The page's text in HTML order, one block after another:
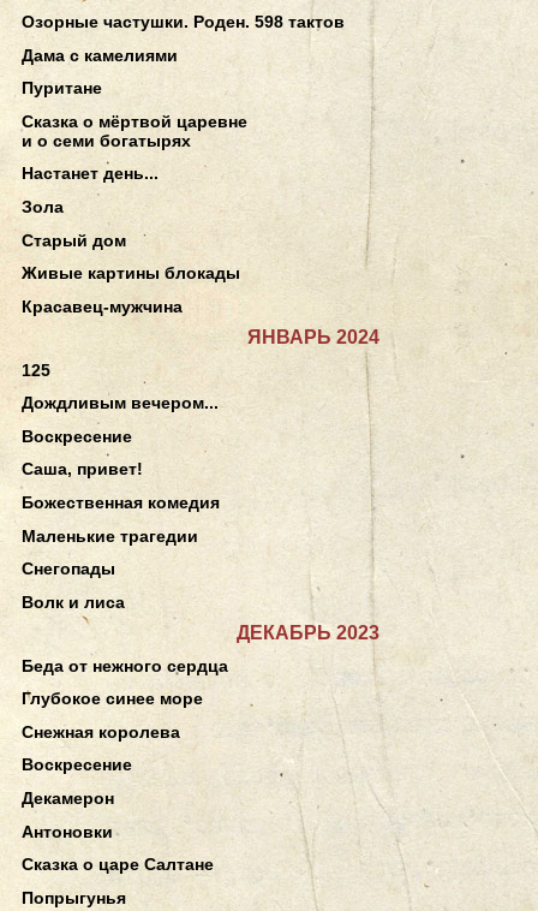
Озорные частушки. Роден. 598 тактов
Дама с камелиями
Пуритане
Сказка о мёртвой царевне
и о семи богатырях
Настанет день...
Зола
Старый дом
Живые картины блокады
Красавец-мужчина
ЯНВАРЬ 2024
125
Дождливым вечером...
Воскресение
Саша, привет!
Божественная комедия
Маленькие трагедии
Снегопады
Волк и лиса
ДЕКАБРЬ 2023
Беда от нежного сердца
Глубокое синее море
Снежная королева
Воскресение
Декамерон
Антоновки
Сказка о царе Салтане
Попрыгунья